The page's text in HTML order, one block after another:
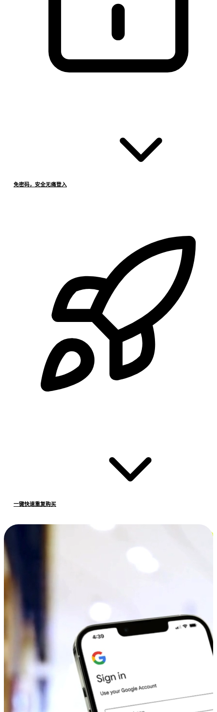
免密码，安全无痛登入
一键快速重复购买